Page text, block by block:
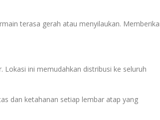
terasa gerah atau menyilaukan.
Lokasi ini memudahkan distribusi ke seluruh
dan ketahanan setiap lembar atap yang